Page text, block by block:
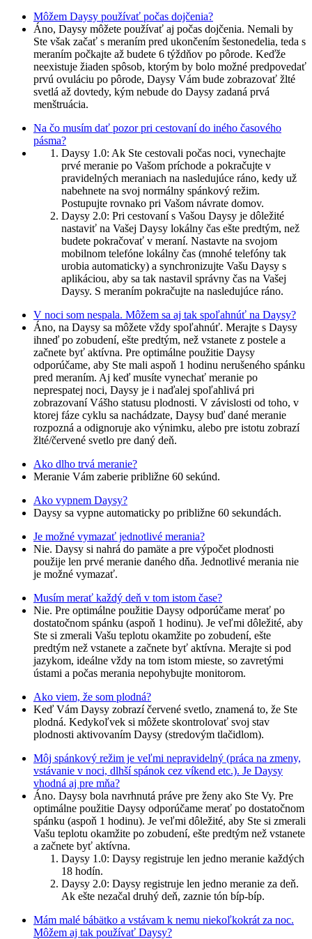
Môžem Daysy používať počas dojčenia?
Áno, Daysy môžete používať aj počas dojčenia. Nemali by
Ste však začať s meraním pred ukončením šestonedelia, teda s
meraním počkajte až budete 6 týždňov po pôrode. Keďže
neexistuje žiaden spôsob, ktorým by bolo možné predpovedať
prvú ovuláciu po pôrode, Daysy Vám bude zobrazovať žlté
svetlá až dovtedy, kým nebude do Daysy zadaná prvá
menštruácia.
Na čo musím dať pozor pri cestovaní do iného časového
pásma?
Daysy 1.0: Ak Ste cestovali počas noci, vynechajte
prvé meranie po Vašom príchode a pokračujte v
pravidelných meraniach na nasledujúce ráno, kedy už
nabehnete na svoj normálny spánkový režim.
Postupujte rovnako pri Vašom návrate domov.
Daysy 2.0: Pri cestovaní s Vašou Daysy je dôležité
nastaviť na Vašej Daysy lokálny čas ešte predtým, než
budete pokračovať v meraní. Nastavte na svojom
mobilnom telefóne lokálny čas (mnohé telefóny tak
urobia automaticky) a synchronizujte Vašu Daysy s
aplikáciou, aby sa tak nastavil správny čas na Vašej
Daysy. S meraním pokračujte na nasledujúce ráno.
V noci som nespala. Môžem sa aj tak spoľahnúť na Daysy?
Áno, na Daysy sa môžete vždy spoľahnúť. Merajte s Daysy
ihneď po zobudení, ešte predtým, než vstanete z postele a
začnete byť aktívna. Pre optimálne použitie Daysy
odporúčame, aby Ste mali aspoň 1 hodinu nerušeného spánku
pred meraním. Aj keď musíte vynechať meranie po
neprespatej noci, Daysy je i naďalej spoľahlivá pri
zobrazovaní Vášho statusu plodnosti. V závislosti od toho, v
ktorej fáze cyklu sa nachádzate, Daysy buď dané meranie
rozpozná a odignoruje ako výnimku, alebo pre istotu zobrazí
žlté/červené svetlo pre daný deň.
Ako dlho trvá meranie?
Meranie Vám zaberie približne 60 sekúnd.
Ako vypnem Daysy?
Daysy sa vypne automaticky po približne 60 sekundách.
Je možné vymazať jednotlivé merania?
Nie. Daysy si nahrá do pamäte a pre výpočet plodnosti
použije len prvé meranie daného dňa. Jednotlivé merania nie
je možné vymazať.
Musím merať každý deň v tom istom čase?
Nie. Pre optimálne použitie Daysy odporúčame merať po
dostatočnom spánku (aspoň 1 hodinu). Je veľmi dôležité, aby
Ste si zmerali Vašu teplotu okamžite po zobudení, ešte
predtým než vstanete a začnete byť aktívna. Merajte si pod
jazykom, ideálne vždy na tom istom mieste, so zavretými
ústami a počas merania nepohybujte monitorom.
Ako viem, že som plodná?
Keď Vám Daysy zobrazí červené svetlo, znamená to, že Ste
plodná. Kedykoľvek si môžete skontrolovať svoj stav
plodnosti aktivovaním Daysy (stredovým tlačidlom).
Môj spánkový režim je veľmi nepravidelný (práca na zmeny,
vstávanie v noci, dlhší spánok cez víkend etc.). Je Daysy
vhodná aj pre mňa?
Áno. Daysy bola navrhnutá práve pre ženy ako Ste Vy. Pre
optimálne použitie Daysy odporúčame merať po dostatočnom
spánku (aspoň 1 hodinu). Je veľmi dôležité, aby Ste si zmerali
Vašu teplotu okamžite po zobudení, ešte predtým než vstanete
a začnete byť aktívna.
Daysy 1.0: Daysy registruje len jedno meranie každých
18 hodín.
Daysy 2.0: Daysy registruje len jedno meranie za deň.
Ak ešte nezačal druhý deň, zaznie tón bíp-bíp.
Mám malé bábätko a vstávam k nemu niekoľkokrát za noc.
Môžem aj tak používať Daysy?